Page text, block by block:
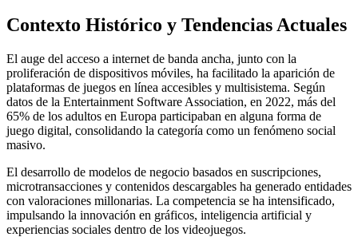
Contexto Histórico y Tendencias Actuales
El auge del acceso a internet de banda ancha, junto con la
proliferación de dispositivos móviles, ha facilitado la aparición de
plataformas de juegos en línea accesibles y multisistema. Según
datos de la Entertainment Software Association, en 2022, más del
65% de los adultos en Europa participaban en alguna forma de
juego digital, consolidando la categoría como un fenómeno social
masivo.
El desarrollo de modelos de negocio basados en suscripciones,
microtransacciones y contenidos descargables ha generado entidades
con valoraciones millonarias. La competencia se ha intensificado,
impulsando la innovación en gráficos, inteligencia artificial y
experiencias sociales dentro de los videojuegos.